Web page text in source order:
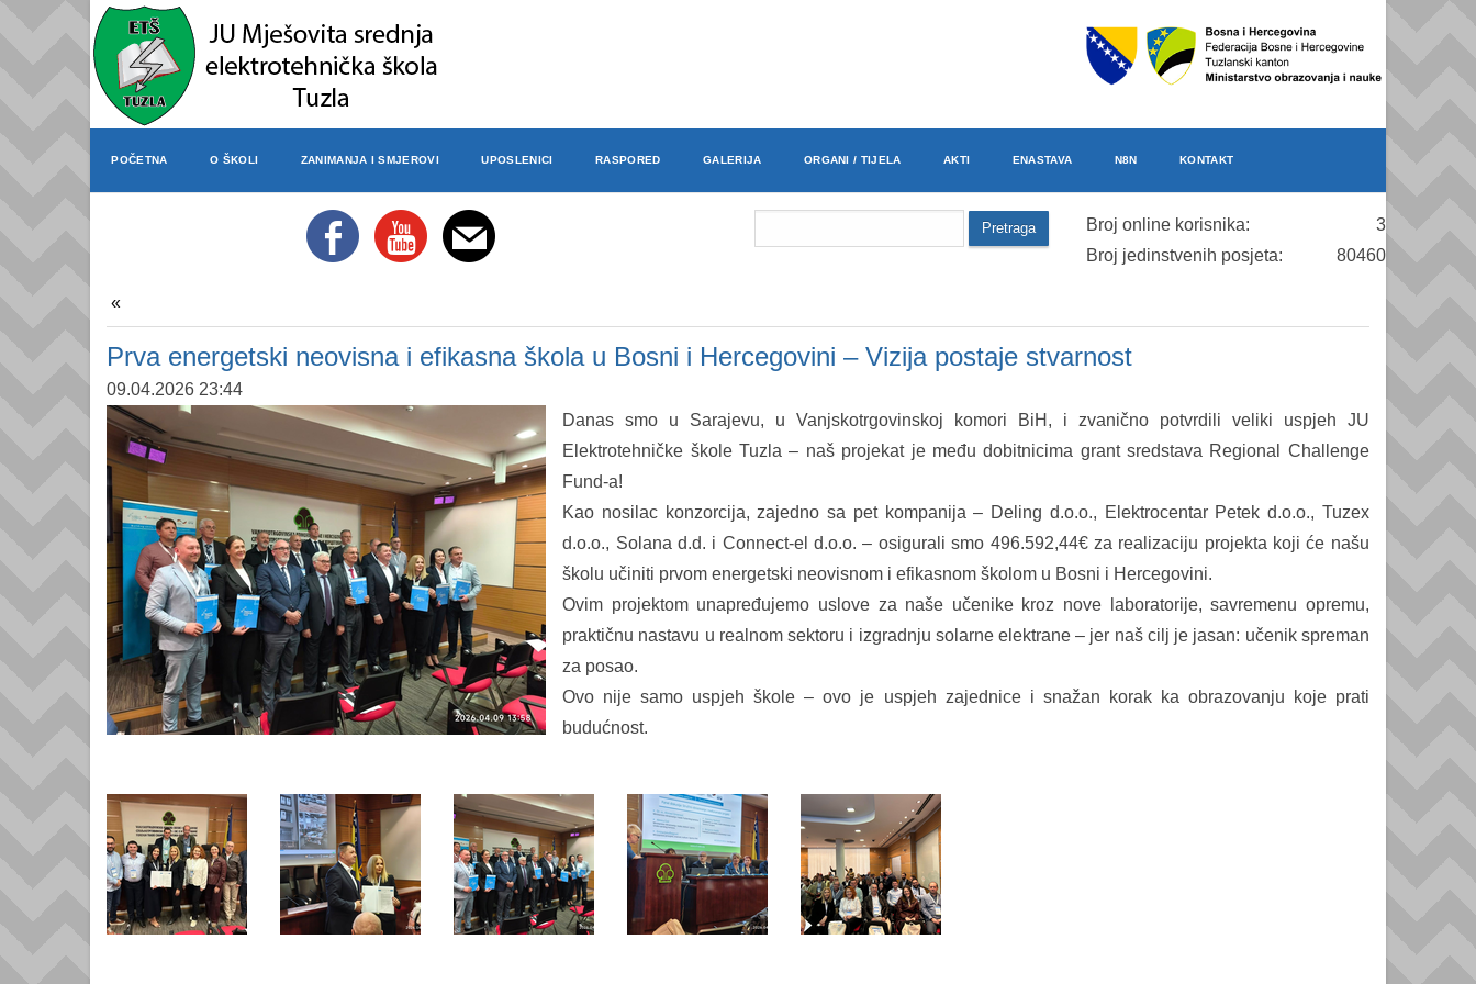
POČETNA O ŠKOLI ZANIMANJA I SMJEROVI UPOSLENICI RASPORED GALERIJA ORGANI / TIJELA AKTI ENASTAVA N8N KONTAKT
Broj online korisnika:
3
Broj jedinstvenih posjeta:
80460
Prva energetski neovisna i efikasna škola u Bosni i Hercegovini – Vizija postaje stvarnost
09.04.2026 23:44
Danas smo u Sarajevu, u Vanjskotrgovinskoj komori BiH, i zvanično potvrdili veliki uspjeh JU
Elektrotehničke škole Tuzla – naš projekat je među dobitnicima grant sredstava Regional Challenge
Fund-a!
Kao nosilac konzorcija, zajedno sa pet kompanija – Deling d.o.o., Elektrocentar Petek d.o.o., Tuzex
d.o.o., Solana d.d. i Connect-el d.o.o. – osigurali smo 496.592,44€ za realizaciju projekta koji će našu
školu učiniti prvom energetski neovisnom i efikasnom školom u Bosni i Hercegovini.
Ovim projektom unapređujemo uslove za naše učenike kroz nove laboratorije, savremenu opremu,
praktičnu nastavu u realnom sektoru i izgradnju solarne elektrane – jer naš cilj je jasan: učenik spreman
za posao.
Ovo nije samo uspjeh škole – ovo je uspjeh zajednice i snažan korak ka obrazovanju koje prati
budućnost.